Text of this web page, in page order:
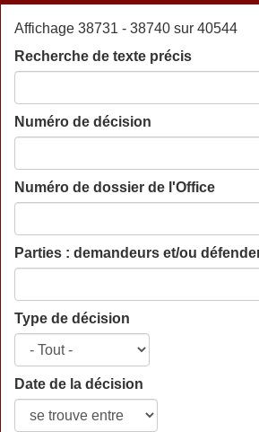
Affichage 38731 - 38740 sur 40544
Recherche de texte précis
Numéro de décision
Numéro de dossier de l'Office
Parties : demandeurs et/ou
Type de décision
Date de la décision